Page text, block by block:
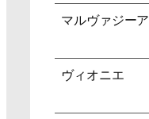
マルヴァジーア
ヴィオニエ